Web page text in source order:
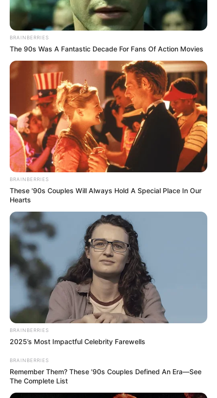
BRAINBERRIES
The 90s Was A Fantastic Decade For Fans Of Action Movies
BRAINBERRIES
These '90s Couples Will Always Hold A Special Place In Our
Hearts
BRAINBERRIES
2025’s Most Impactful Celebrity Farewells
BRAINBERRIES
Remember Them? These '90s Couples Defined An Era—See
The Complete List